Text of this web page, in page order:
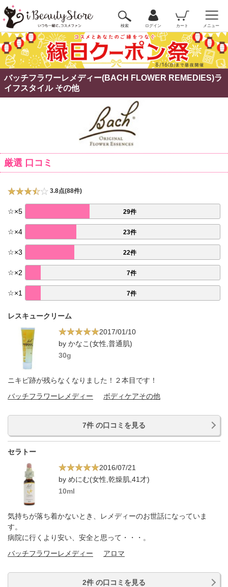
検索 ログイン カート メニュー
バッチフラワーレメディー(BACH FLOWER REMEDIES)ラ
イフスタイル その他
厳選 口コミ
3.8点(88件)
☆×5 29件
☆×4 23件
☆×3 22件
☆×2 7件
☆×1 7件
レスキュークリーム
2017/01/10
by かなこ(女性,普通肌)
30g
ニキビ跡が残らなくなりました！２本目です！
バッチフラワーレメディー
ボディケアその他
7件 の口コミを見る
セラトー
2016/07/21
by めにむ(女性,乾燥肌,41才)
10ml
気持ちが落ち着かないとき、レメディーのお世話になっていま
す。
病院に行くより安い、安全と思って・・・。
バッチフラワーレメディー
アロマ
2件 の口コミを見る